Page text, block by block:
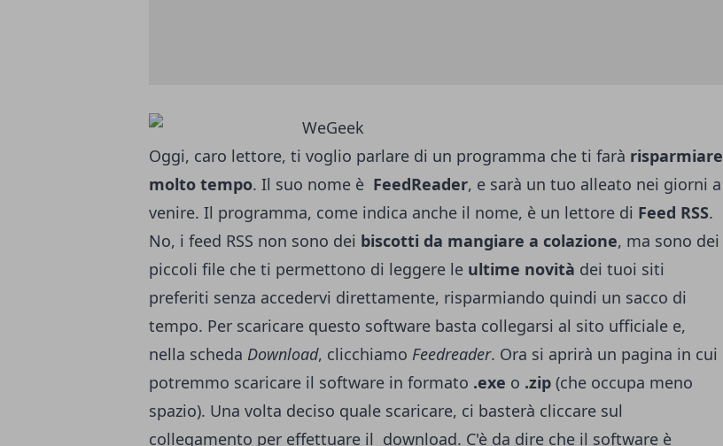
Oggi, caro lettore, ti voglio parlare di un programma che ti farà risparmiare
molto tempo. Il suo nome è FeedReader, e sarà un tuo alleato nei giorni a
venire. Il programma, come indica anche il nome, è un lettore di Feed RSS.
No, i feed RSS non sono dei biscotti da mangiare a colazione, ma sono dei
piccoli file che ti permettono di leggere le ultime novità dei tuoi siti
preferiti senza accedervi direttamente, risparmiando quindi un sacco di
tempo. Per scaricare questo software basta collegarsi al sito ufficiale e,
nella scheda Download, clicchiamo Feedreader. Ora si aprirà un pagina in cui
potremmo scaricare il software in formato .exe o .zip (che occupa meno
spazio). Una volta deciso quale scaricare, ci basterà cliccare sul
collegamento per effettuare il download. C'è da dire che il software è